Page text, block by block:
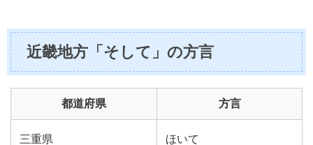
近畿地方「そして」の方言
都道府県 方言
三重県 ほいて